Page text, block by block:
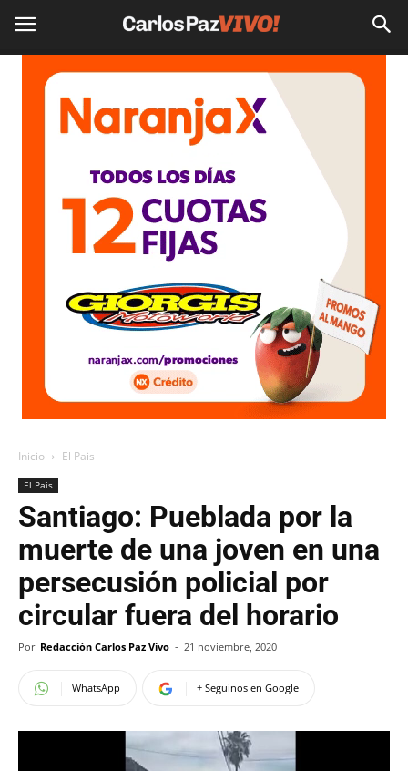
Inicio El Pais
El Pais
Santiago: Pueblada por la
muerte de una joven en una
persecusión policial por
circular fuera del horario
Por Redacción Carlos Paz Vivo - 21 noviembre, 2020
WhatsApp + Seguinos en Google